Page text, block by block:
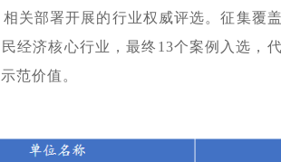
关部署开展的行业权威评选。征集覆
经济核心行业，最终13个案例入选，
范价值。